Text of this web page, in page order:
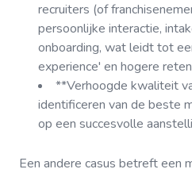
recruiters (of
persoonlijke interactie,
onboarding, wat leidt tot
experience' en hogere
**Verhoogde kwaliteit
identificeren van de beste
op een succesvolle
Een andere casus betreft een